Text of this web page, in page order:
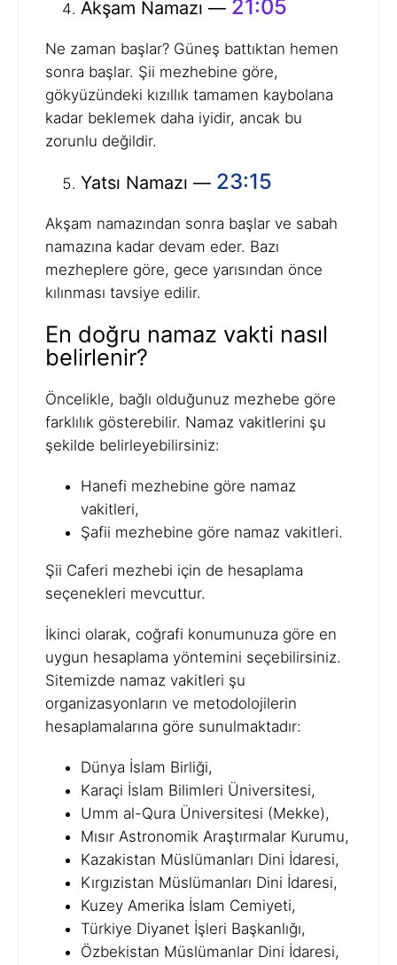
Akşam Namazı — 21:05
Ne zaman başlar? Güneş battıktan hemen
sonra başlar. Şii mezhebine göre,
gökyüzündeki kızıllık tamamen kaybolana
kadar beklemek daha iyidir, ancak bu
zorunlu değildir.
Yatsı Namazı — 23:15
Akşam namazından sonra başlar ve sabah
namazına kadar devam eder. Bazı
mezheplere göre, gece yarısından önce
kılınması tavsiye edilir.
En doğru namaz vakti nasıl
belirlenir?
Öncelikle, bağlı olduğunuz mezhebe göre
farklılık gösterebilir. Namaz vakitlerini şu
şekilde belirleyebilirsiniz:
Hanefi mezhebine göre namaz
vakitleri,
Şafii mezhebine göre namaz vakitleri.
Şii Caferi mezhebi için de hesaplama
seçenekleri mevcuttur.
İkinci olarak, coğrafi konumunuza göre en
uygun hesaplama yöntemini seçebilirsiniz.
Sitemizde namaz vakitleri şu
organizasyonların ve metodolojilerin
hesaplamalarına göre sunulmaktadır:
Dünya İslam Birliği,
Karaçi İslam Bilimleri Üniversitesi,
Umm al-Qura Üniversitesi (Mekke),
Mısır Astronomik Araştırmalar Kurumu,
Kazakistan Müslümanları Dini İdaresi,
Kırgızistan Müslümanları Dini İdaresi,
Kuzey Amerika İslam Cemiyeti,
Türkiye Diyanet İşleri Başkanlığı,
Özbekistan Müslümanlar Dini İdaresi,